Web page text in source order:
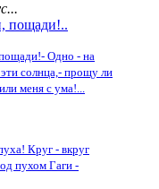
пощади!..
Одно - на
солнца,- прощу ли
меня с ума!...
Круг - вкруг
пухом Гаги -